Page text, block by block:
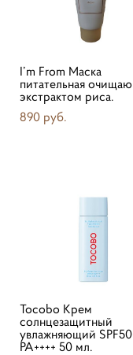
I’m From Маска
питательная
экстрактом риса.
890 pуб.
Tocobo Крем
солнцезащитный
увлажняющий
PA++++ 50 мл.